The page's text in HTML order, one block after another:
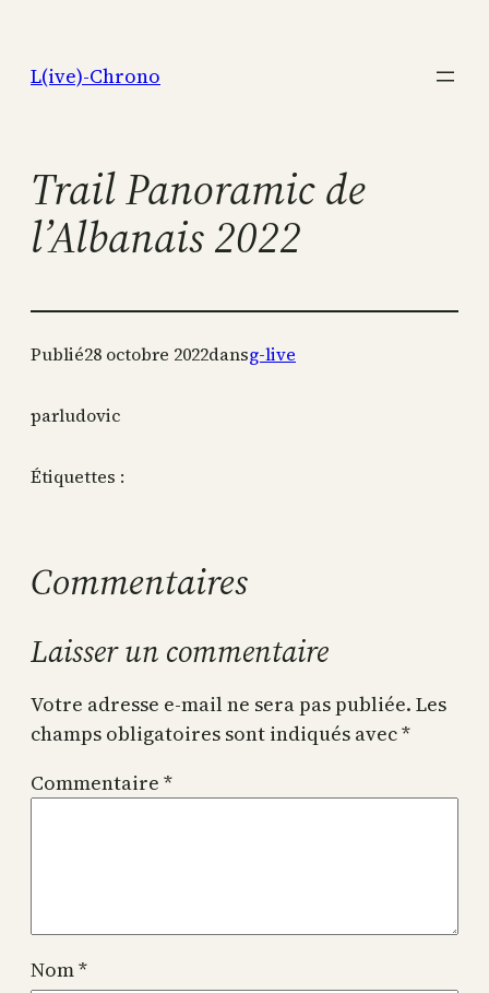
contenu
L(ive)-Chrono
Trail Panoramic de
l’Albanais 2022
Publié28 octobre 2022dansg-live
parludovic
Étiquettes :
Commentaires
Laisser un commentaire
Votre adresse e-mail ne sera pas publiée. Les
champs obligatoires sont indiqués avec*
Commentaire *
Nom*